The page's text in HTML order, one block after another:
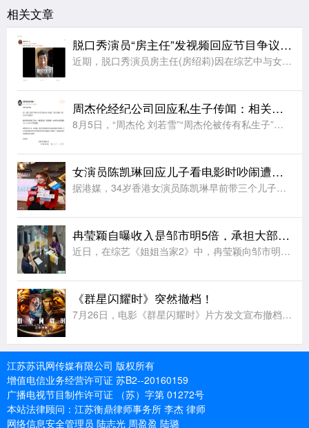
相关文章
脱口秀演员“房主任”发视频回应节目争议：没有逃避和表演，是真心在节目中求解决方法，请求大家别骂自己女儿
近期，脱口秀演员房主任(房绍莉)因在综艺中与女儿相处时的言行引发争议。8月6日，@临沂房主任 发文回应节目表现，她表示：网友的讨论我都看到了，感谢大家对我们母女的关注，后面节目还会播出更多真实的场面，
周杰伦经纪公司回应私生子传闻：相关网络传闻均属不实信息，纯属恶意造谣
8月5日，“周杰伦 刘若雪”“周杰伦被传有私生子”等相关话题引发广泛关注。8月6日，周杰伦经纪公司杰威尔音乐发布声明：近日，网络上出现关于影射本公司艺人周杰伦的不实报道，引发公众误解。对此，本公司严正
女演员陈凯琳回应儿子看电影时吵闹遭人淋奶油：已经报警备案
据港媒，34岁香港女演员陈凯琳早前带三个儿子看电影时遭网友发文投诉称，三个小孩一直说话打闹，影响其他观众。还有网友爆料说其二儿子不小心踢到前排观众座椅，散场时该观众向陈凯琳儿子头上疑似淋奶油。陈凯琳出
冉莹颖自曝收入是邹市明5倍，承担大部分养家重担，提议按比例设共管账户
近日，在综艺《姐姐当家2》中，冉莹颖向邹市明提议设立“家庭共管账户”，按收入比例承担家庭开销，引发网友热议。在节目中，冉莹颖提出和邹市明按收入比例注入资金用于共同开销，剩余部分各自支配，过上“AA制家
《群星闪耀时》突然撤档！
7月26日，电影《群星闪耀时》片方发文宣布撤档：经过团队的慎重考虑，我们决定调整《群星闪耀时》的上映计划。电影《群星闪耀时》是一部以中国航天事业为背景的科幻电影，承载着对几代航天人的敬意。这部电影里有
江苏苏讯网传媒有限公司 版权所有
增值电信业务经营许可证 苏B2--20160159
广播电视节目制作许可证 （苏）字第 01272号
本站法律顾问：江苏衡鼎律师事务所 李杰 律师
网络信息安全管理员 陆志光 周盈盈 陆璐